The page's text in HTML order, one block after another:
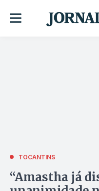
TOCANTINS
“Amastha já